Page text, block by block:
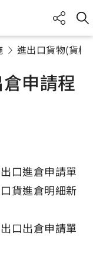
進出口貨物(貨櫃
申請程
口進倉申請單
貨進倉明細新
口出倉申請單